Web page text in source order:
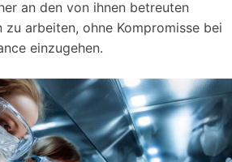
an den von ihnen betreuten
zu arbeiten, ohne Kompromisse bei
einzugehen.